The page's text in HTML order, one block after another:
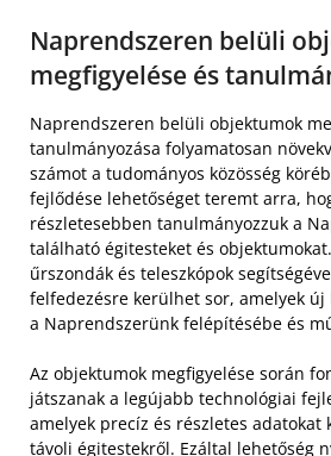
Naprendszeren belüli
megfigyelése és
Naprendszeren belüli objektumok
tanulmányozása folyamatosan
számot a tudományos közösség
fejlődése lehetőséget teremt arra,
részletesebben tanulmányozzuk a
található égitesteket és
űrszondák és teleszkópok
felfedezésre kerülhet sor, amelyek
a Naprendszerünk felépítésébe és
Az objektumok megfigyelése során
játszanak a legújabb technológiai
amelyek precíz és részletes adatokat
távoli égitestekről. Ezáltal lehetőség